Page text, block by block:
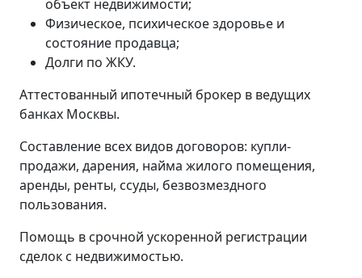
объект недвижимости;
Физическое, психическое здоровье и
состояние продавца;
Долги по ЖКУ.
Аттестованный ипотечный брокер в ведущих
банках Москвы.
Составление всех видов договоров: купли-
продажи, дарения, найма жилого помещения,
аренды, ренты, ссуды, безвозмездного
пользования.
Помощь в срочной ускоренной регистрации
сделок с недвижимостью.